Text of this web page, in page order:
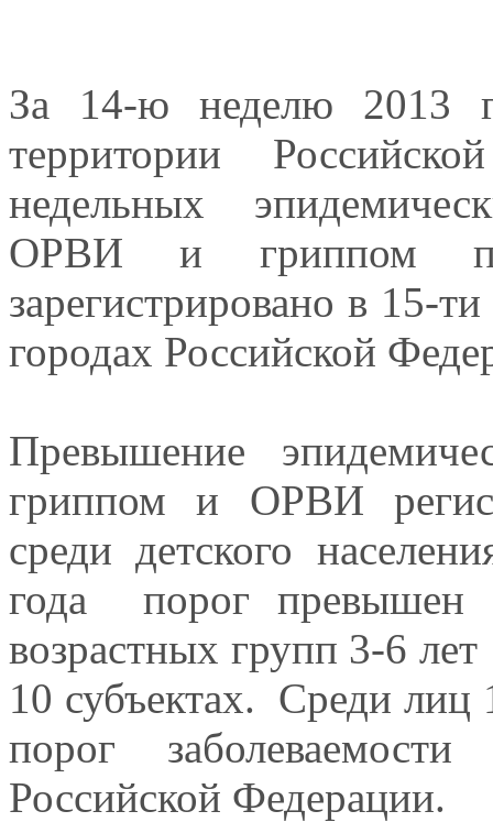
За 14-ю неделю 2013
территории
недельных
ОРВИ и гриппом по
зарегистрировано в 15-
городах Российской
Превышение
гриппом и ОРВИ
среди детского
года порог превышен
возрастных групп 3-6
10 субъектах. Среди лиц
порог
Российской Федерации.